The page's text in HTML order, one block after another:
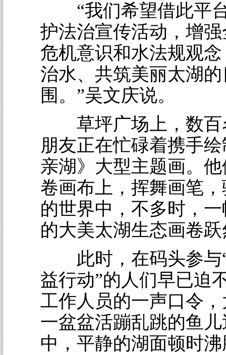
“我们希望借此平
护法治宣传活动，增
危机意识和水法规观
治水、共筑美丽太湖
围。”吴文庆说。
草坪广场上，数百
朋友正在忙碌着携手
亲湖》大型主题画。
卷画布上，挥舞画笔
的世界中，不多时，
的大美太湖生态画卷
此时，在码头参与
益行动”的人们早已迫
工作人员的一声口令
一盆盆活蹦乱跳的鱼
中，平静的湖面顿时